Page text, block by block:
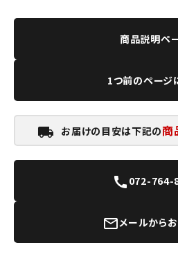
商品説明ペ
1つ前のページ
local_shipping お届けの目安は下記の商
call 072-764-
mail_outlineメールから